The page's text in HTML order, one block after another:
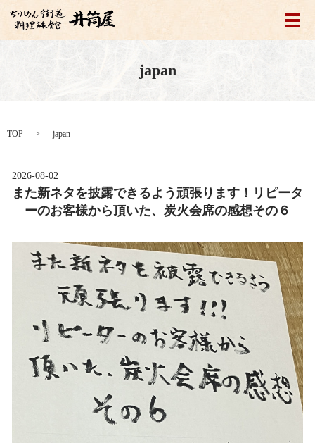
メ
japan
TOP japan
2026-08-02
また新ネタを披露できるよう頑張ります！リピータ
ーのお客様から頂いた、炭火会席の感想その６